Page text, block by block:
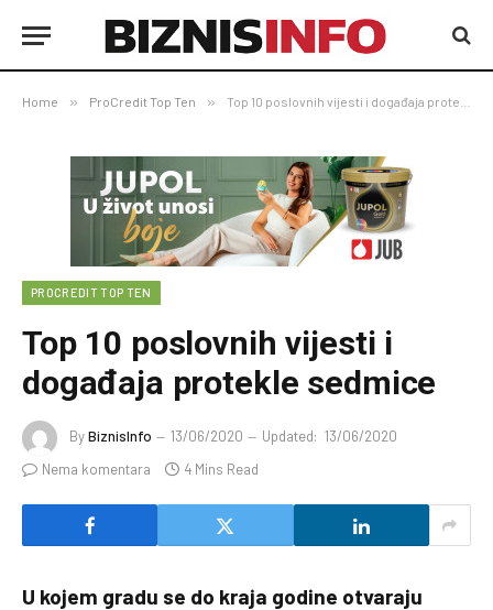
Home » ProCredit Top Ten » Top 10 poslovnih vijesti i događaja protekle sedmice
PROCREDIT TOP TEN
Top 10 poslovnih vijesti i
događaja protekle sedmice
ByBiznisInfo 13/06/2020 Updated: 13/06/2020
Nema komentara
4 Mins Read
U kojem gradu se do kraja godine otvaraju